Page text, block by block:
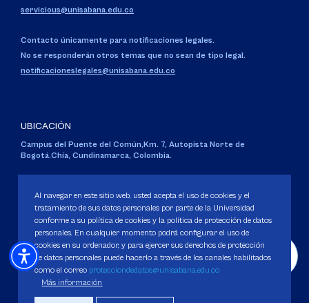
servicious@unisabana.edu.co
Contacto únicamente para notificaciones legales.
No se responderán otros temas que no sean de tipo legal.
notificacioneslegales@unisabana.edu.co
UBICACIÓN
Campus del Puente del Común,Km. 7, Autopista Norte de
Bogotá.Chía, Cundinamarca, Colombia.
Personería Jurídica:Resolución 130 del 14 de enero de 1980.
Ministerio de Educación Nacional.
Política de Protección de datos
Al navegar en este sitio web, usted acepta el uso de cookies y el
tratamiento de sus datos personales por parte de la Universidad
conforme a su política de cookies y la política de protección de datos
personales. En cualquier momento podrá configurar el uso de
cookies en su ordenador, y para ejercer sus derechos de protección
de datos personales puede hacerlo a través de los canales habilitados
como el correo protecciondedatos@unisabana.edu.co
Más información